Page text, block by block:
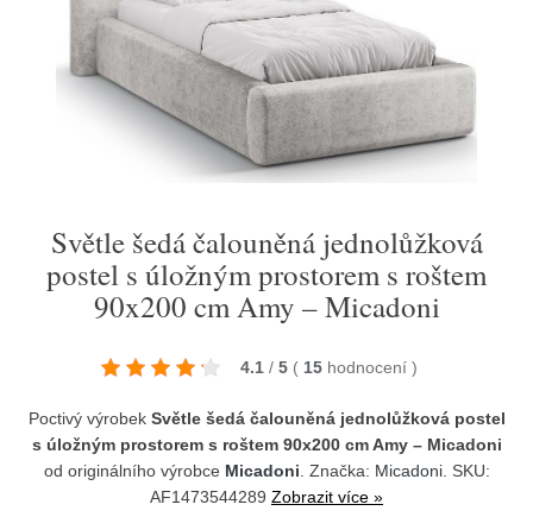
Světle šedá čalouněná jednolůžková
postel s úložným prostorem s roštem
90x200 cm Amy – Micadoni
4.1 / 5 ( 15 hodnocení )
Poctivý výrobek Světle šedá čalouněná jednolůžková postel
s úložným prostorem s roštem 90x200 cm Amy – Micadoni
od originálního výrobce Micadoni . Značka: Micadoni. SKU:
AF1473544289 Zobrazit více »